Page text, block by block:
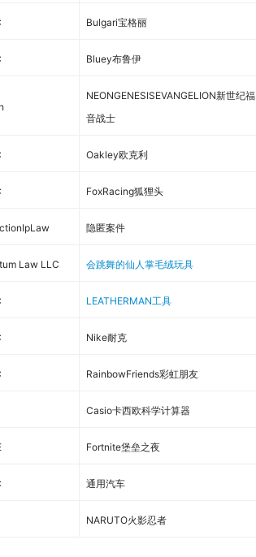
Bulgari宝格丽
Bluey布鲁伊
NEONGENESISEVANGELION新世纪福
音战士
Oakley欧克利
FoxRacing狐狸头
隐匿案件
Law LLC 会跳舞的仙人掌毛绒玩具
LEATHERMAN工具
Nike耐克
RainbowFriends彩虹朋友
Casio卡西欧科学计算器
Fortnite堡垒之夜
通用汽车
NARUTO火影忍者